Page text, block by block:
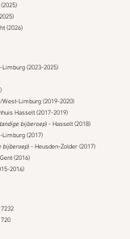
(2026)
Limburg(2023-2025)
West-Limburg(2019-2020)
Hasselt (2017-2019)
bijberoep) - Hasselt (2018)
(2017)
bijberoep) - Heusden-Zolder (2017)
(2016)
2016)